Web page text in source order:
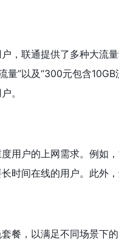
，联通提供了多种大流
量”以及“300元包含
。
用户的上网需求。例如
时间在线的用户。此外
餐，以满足不同场景下